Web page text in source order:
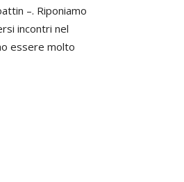
–. Riponiamo
incontri nel
essere molto